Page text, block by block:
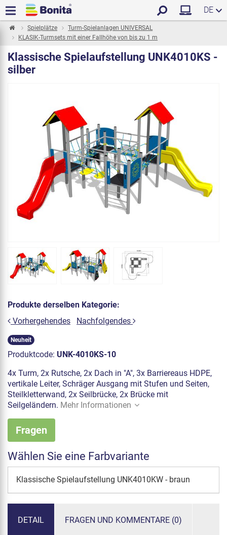
DE
Spielplätze
Turm-Spielanlagen UNIVERSAL
KLASIK-Turmsets mit einer Fallhöhe von bis zu 1 m
Klassische Spielaufstellung UNK4010KS -
silber
Produkte derselben Kategorie:
Vorhergehendes
Nachfolgendes
Neuheit
Produktcode: UNK-4010KS-10
4x Turm, 2x Rutsche, 2x Dach in "A", 3x Barriereaus HDPE,
vertikale Leiter, Schräger Ausgang mit Stufen und Seiten,
Steilkletterwand, 2x Seilbrücke, 2x Brücke mit
Seilgeländern. Mehr Informationen
Fragen
Wählen Sie eine Farbvariante
Klassische Spielaufstellung UNK4010KW - braun
DETAIL FRAGEN UND KOMMENTARE (0)